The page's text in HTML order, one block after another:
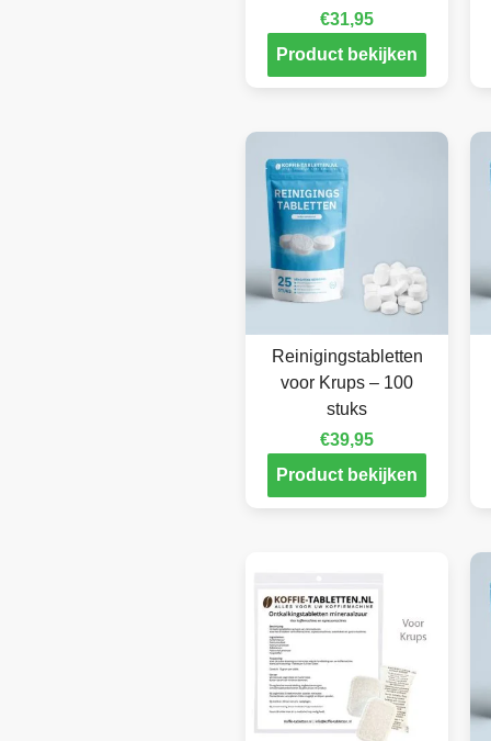
€31,95
Product bekijken
Reinigingstabletten
voor Krups – 100
stuks
€39,95
Product bekijken